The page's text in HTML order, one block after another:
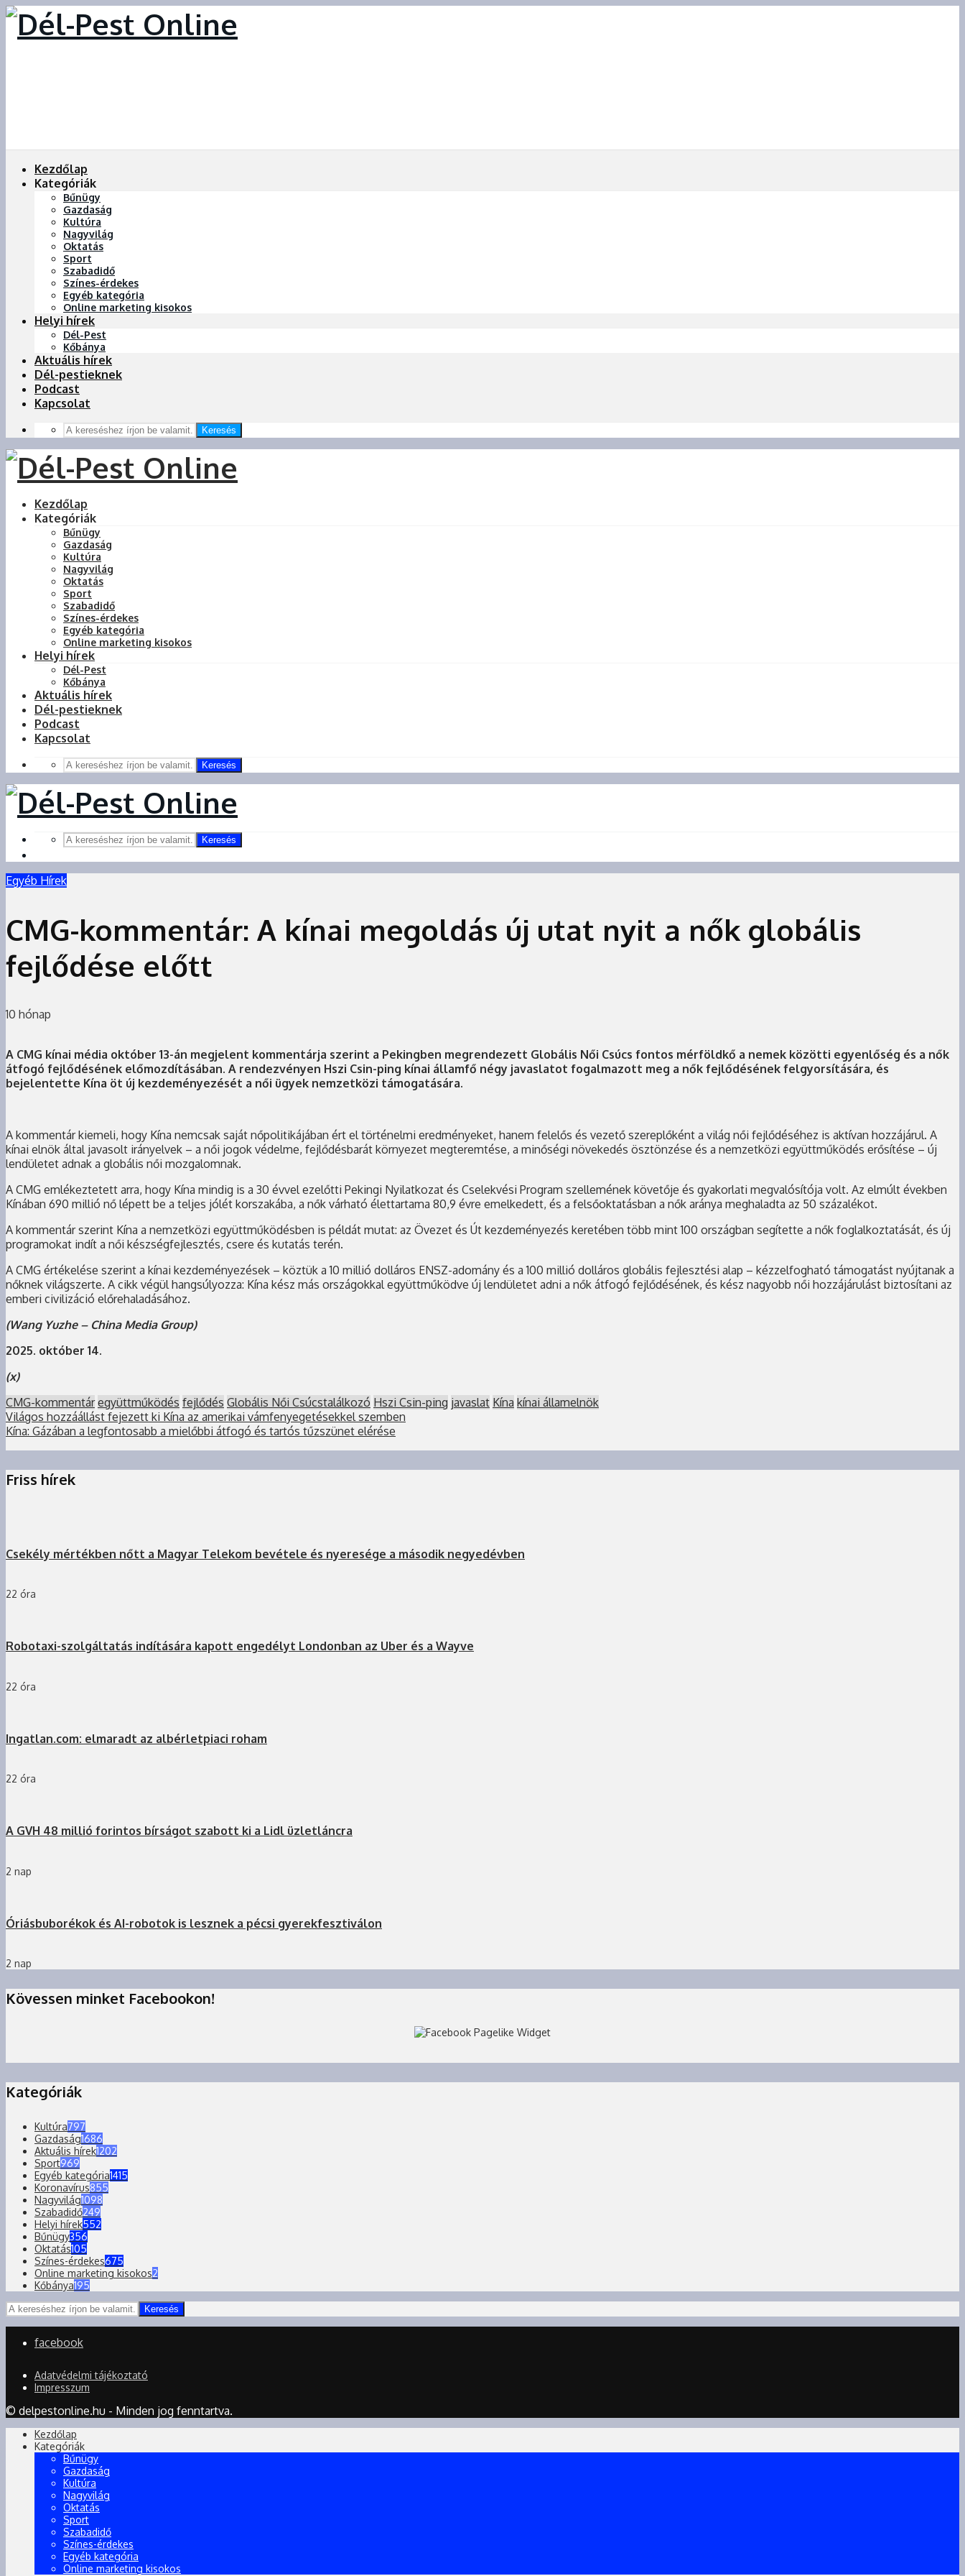
Kezdőlap
Kategóriák
Bűnügy
Gazdaság
Kultúra
Nagyvilág
Oktatás
Sport
Szabadidő
Színes-érdekes
Egyéb kategória
Online marketing kisokos
Helyi hírek
Dél-Pest
Kőbánya
Aktuális hírek
Dél-pestieknek
Podcast
Kapcsolat
Keresés
Kezdőlap
Kategóriák
Bűnügy
Gazdaság
Kultúra
Nagyvilág
Oktatás
Sport
Szabadidő
Színes-érdekes
Egyéb kategória
Online marketing kisokos
Helyi hírek
Dél-Pest
Kőbánya
Aktuális hírek
Dél-pestieknek
Podcast
Kapcsolat
Keresés
Keresés
Egyéb Hírek
CMG-kommentár: A kínai megoldás új utat nyit a nők globális
fejlődése előtt
10 hónap
A CMG kínai média október 13-án megjelent kommentárja szerint a Pekingben megrendezett Globális Női Csúcs fontos mérföldkő a nemek közötti egyenlőség és a nők
átfogó fejlődésének előmozdításában. A rendezvényen Hszi Csin-ping kínai államfő négy javaslatot fogalmazott meg a nők fejlődésének felgyorsítására, és
bejelentette Kína öt új kezdeményezését a női ügyek nemzetközi támogatására.
A kommentár kiemeli, hogy Kína nemcsak saját nőpolitikájában ért el történelmi eredményeket, hanem felelős és vezető szereplőként a világ női fejlődéséhez is aktívan hozzájárul. A
kínai elnök által javasolt irányelvek – a női jogok védelme, fejlődésbarát környezet megteremtése, a minőségi növekedés ösztönzése és a nemzetközi együttműködés erősítése – új
lendületet adnak a globális női mozgalomnak.
A CMG emlékeztetett arra, hogy Kína mindig is a 30 évvel ezelőtti Pekingi Nyilatkozat és Cselekvési Program szellemének követője és gyakorlati megvalósítója volt. Az elmúlt években
Kínában 690 millió nő lépett be a teljes jólét korszakába, a nők várható élettartama 80,9 évre emelkedett, és a felsőoktatásban a nők aránya meghaladta az 50 százalékot.
A kommentár szerint Kína a nemzetközi együttműködésben is példát mutat: az Övezet és Út kezdeményezés keretében több mint 100 országban segítette a nők foglalkoztatását, és új
programokat indít a női készségfejlesztés, csere és kutatás terén.
A CMG értékelése szerint a kínai kezdeményezések – köztük a 10 millió dolláros ENSZ-adomány és a 100 millió dolláros globális fejlesztési alap – kézzelfogható támogatást nyújtanak a
nőknek világszerte. A cikk végül hangsúlyozza: Kína kész más országokkal együttműködve új lendületet adni a nők átfogó fejlődésének, és kész nagyobb női hozzájárulást biztosítani az
emberi civilizáció előrehaladásához.
(Wang Yuzhe – China Media Group)
2025. október 14.
(x)
CMG-kommentár együttműködés fejlődés Globális Női Csúcstalálkozó Hszi Csin-ping javaslat Kína kínai államelnök
Világos hozzáállást fejezett ki Kína az amerikai vámfenyegetésekkel szemben
Kína: Gázában a legfontosabb a mielőbbi átfogó és tartós tűzszünet elérése
Friss hírek
Csekély mértékben nőtt a Magyar Telekom bevétele és nyeresége a második negyedévben
22 óra
Robotaxi-szolgáltatás indítására kapott engedélyt Londonban az Uber és a Wayve
22 óra
Ingatlan.com: elmaradt az albérletpiaci roham
22 óra
A GVH 48 millió forintos bírságot szabott ki a Lidl üzletláncra
2 nap
Óriásbuborékok és AI-robotok is lesznek a pécsi gyerekfesztiválon
2 nap
Kövessen minket Facebookon!
Kategóriák
Kultúra797
Gazdaság1686
Aktuális hírek1202
Sport969
Egyéb kategória1415
Koronavírus855
Nagyvilág1098
Szabadidő249
Helyi hírek552
Bűnügy356
Oktatás105
Színes-érdekes675
Online marketing kisokos2
Kőbánya195
Keresés
facebook
Adatvédelmi tájékoztató
Impresszum
© delpestonline.hu - Minden jog fenntartva.
Kezdőlap
Kategóriák
Bűnügy
Gazdaság
Kultúra
Nagyvilág
Oktatás
Sport
Szabadidő
Színes-érdekes
Egyéb kategória
Online marketing kisokos